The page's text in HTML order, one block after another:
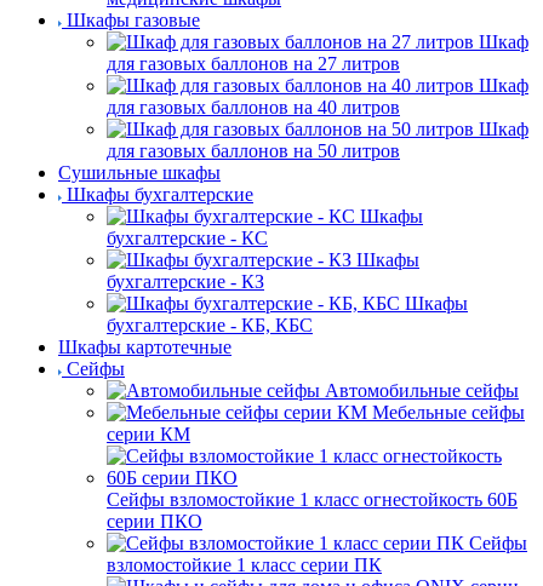
Шкафы газовые
Шкаф
для газовых баллонов на 27 литров
Шкаф
для газовых баллонов на 40 литров
Шкаф
для газовых баллонов на 50 литров
Сушильные шкафы
Шкафы бухгалтерские
Шкафы
бухгалтерские - КС
Шкафы
бухгалтерские - КЗ
Шкафы
бухгалтерские - КБ, КБС
Шкафы картотечные
Сейфы
Автомобильные сейфы
Мебельные сейфы
серии КМ
Сейфы взломостойкие 1 класс огнестойкость 60Б
серии ПКО
Сейфы
взломостойкие 1 класс серии ПК